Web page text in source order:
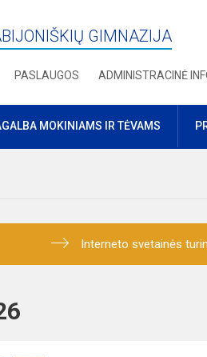
GIMNAZIJA
PASLAUGOS ADMINISTRACINĖ
MOKINIAMS IR TĖVAMS
Interneto svetainės